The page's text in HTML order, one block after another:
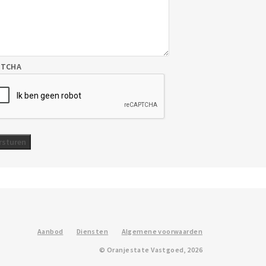
Aanbod Diensten Algemene voorwaarden
© Oranjestate Vastgoed, 2026